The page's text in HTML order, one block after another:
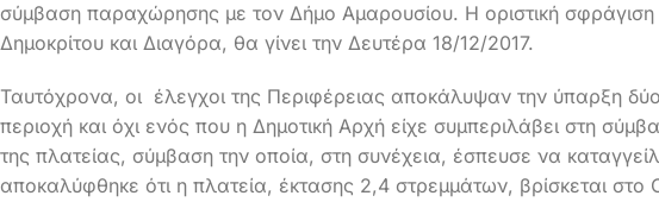
σύμβαση παραχώρησης με τον Δήμο Αμαρουσίου. Η οριστική
Δημοκρίτου και Διαγόρα, θα γίνει την Δευτέρα 18/12/2017.
Ταυτόχρονα, οι έλεγχοι της Περιφέρειας αποκάλυψαν την ύπαρξη
περιοχή και όχι ενός που η Δημοτική Αρχή είχε συμπεριλάβει στη
της πλατείας, σύμβαση την οποία, στη συνέχεια, έσπευσε να
αποκαλύφθηκε ότι η πλατεία, έκτασης 2,4 στρεμμάτων, βρίσκεται